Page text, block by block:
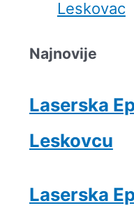
Najnovije
Laserska
Leskovcu
Laserska